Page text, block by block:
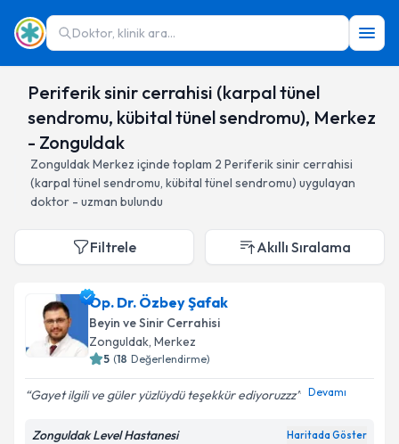
Doktor, klinik ara...
Periferik sinir cerrahisi (karpal tünel
sendromu, kübital tünel sendromu), Merkez
- Zonguldak
ZonguldakMerkez içinde toplam 2 Periferik sinir cerrahisi
(karpal tünel sendromu, kübital tünel sendromu) uygulayan
doktor - uzman bulundu
Filtrele Akıllı Sıralama
Op. Dr. Özbey Şafak
Beyin ve Sinir Cerrahisi
Zonguldak, Merkez
5 (18 Değerlendirme)
Gayet ilgili ve güler yüzlüydü teşekkür ediyoruzzz Devamı
Zonguldak Level Hastanesi Haritada Göster